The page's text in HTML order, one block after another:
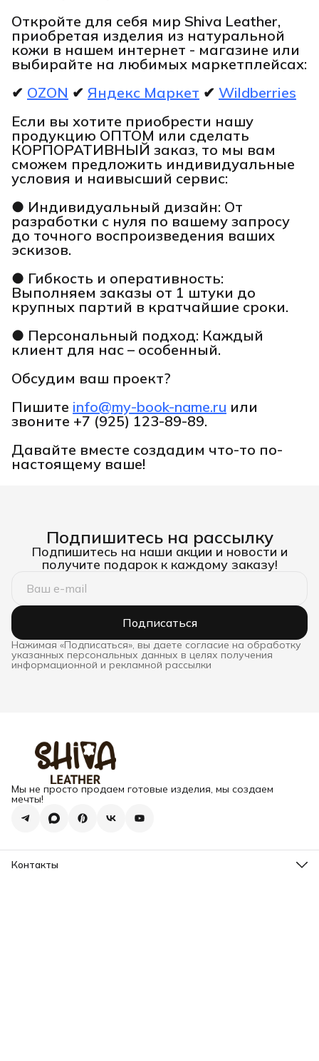
Откройте для себя мир Shiva Leather,
приобретая изделия из натуральной
кожи в нашем интернет - магазине или
выбирайте на любимых маркетплейсах:
✔ OZON ✔ Яндекс Маркет ✔ Wildberries
Если вы хотите приобрести нашу
продукцию ОПТОМ или сделать
КОРПОРАТИВНЫЙ заказ, то мы вам
сможем предложить индивидуальные
условия и наивысший сервис:
● Индивидуальный дизайн: От
разработки с нуля по вашему запросу
до точного воспроизведения ваших
эскизов.
● Гибкость и оперативность:
Выполняем заказы от 1 штуки до
крупных партий в кратчайшие сроки.
● Персональный подход: Каждый
клиент для нас – особенный.
Обсудим ваш проект?
Пишите info@my-book-name.ru или
звоните +7 (925) 123-89-89.
Давайте вместе создадим что-то по-
настоящему ваше!
Подпишитесь на рассылку
Подпишитесь на наши акции и новости и
получите подарок к каждому заказу!
Подписаться
Нажимая «Подписаться», вы даете согласие на обработку
указанных персональных данных в целях получения
информационной и рекламной рассылки
Мы не просто продаем готовые изделия, мы создаем
мечты!
Контакты